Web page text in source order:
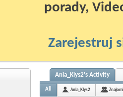
porady,
Zarejestruj
Ania_Klys2's Activity
All Ania_Klys2 Znajomi